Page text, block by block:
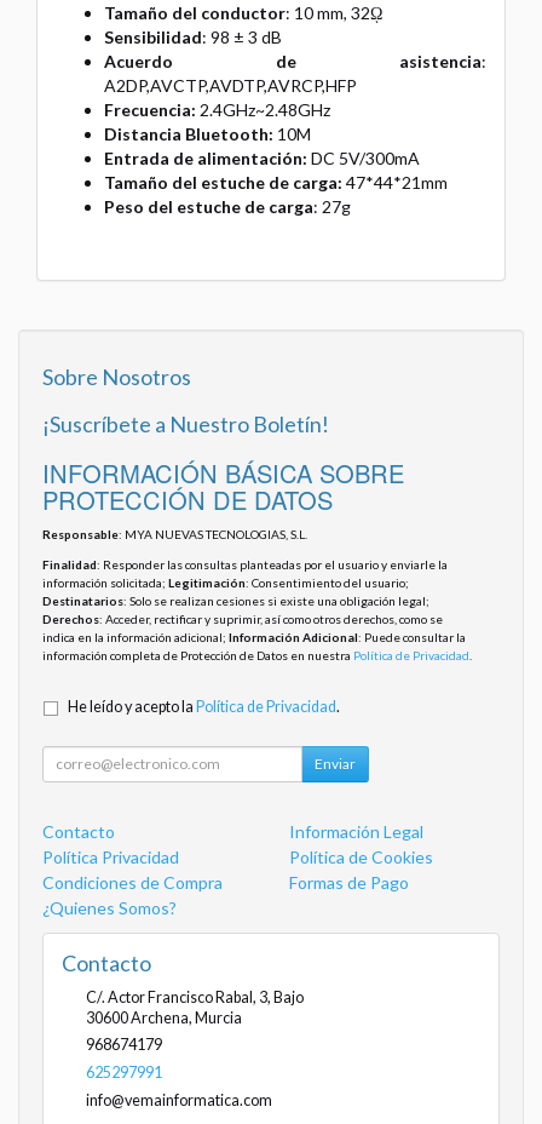
Tamaño del conductor: 10 mm, 32ῼ
Sensibilidad: 98 ± 3 dB
Acuerdo de asistencia:
A2DP,AVCTP,AVDTP,AVRCP,HFP
Frecuencia: 2.4GHz~2.48GHz
Distancia Bluetooth: 10M
Entrada de alimentación: DC 5V/300mA
Tamaño del estuche de carga: 47*44*21mm
Peso del estuche de carga: 27g
Sobre Nosotros
¡Suscríbete a Nuestro Boletín!
INFORMACIÓN BÁSICA SOBRE
PROTECCIÓN DE DATOS
Responsable: MYA NUEVAS TECNOLOGIAS, S.L.
Finalidad: Responder las consultas planteadas por el usuario y enviarle la
información solicitada; Legitimación: Consentimiento del usuario;
Destinatarios: Solo se realizan cesiones si existe una obligación legal;
Derechos: Acceder, rectificar y suprimir, así como otros derechos, como se
indica en la información adicional; Información Adicional: Puede consultar la
información completa de Protección de Datos en nuestra Política de Privacidad
He leído y acepto la Política de Privacidad.
Enviar
Contacto
Información Legal
Política Privacidad
Política de Cookies
Condiciones de Compra
Formas de Pago
¿Quienes Somos?
Contacto
C/. Actor Francisco Rabal, 3, Bajo
30600Archena, Murcia
968674179
625297991
info@vemainformatica.com